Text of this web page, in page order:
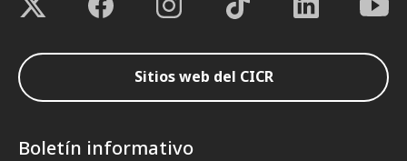
Sitios web del CICR
Boletín informativo